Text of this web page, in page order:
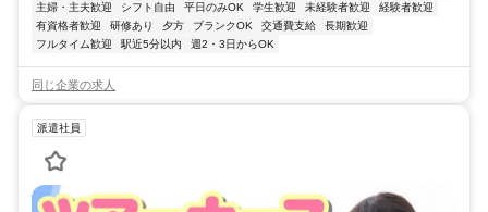
主婦・主夫歓迎
シフト自由 平日のみOK 学生歓迎 未経験者歓迎
経験者歓迎
有資格者歓迎
研修あり 夕方 ブランクOK 交通費支給
長期歓迎
フルタイム歓迎
駅近5分以内 週2・3日からOK
同じ企業の求人
派遣社員